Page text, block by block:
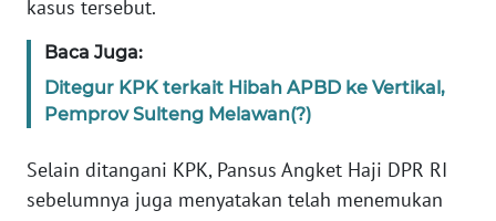
kasus tersebut.
Baca Juga:
Ditegur KPK terkait Hibah APBD ke Vertikal,
Pemprov Sulteng Melawan(?)
Selain ditangani KPK, Pansus Angket Haji DPR RI
sebelumnya juga menyatakan telah menemukan
WN
WN